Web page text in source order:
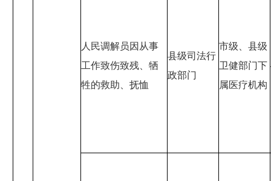
人民调解员因从事
工作致伤致残、牺
牲的救助、抚恤
县级司法行
政部门
市级、县级
卫健部门下
属医疗机构